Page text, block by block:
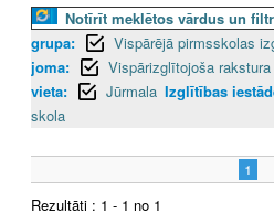
Notīrīt meklētos vārdus un
grupa:
Vispārējā pirmsskolas
joma:
Vispārizglītojoša
vieta:
Jūrmala Izglītības
skola
1
Rezultāti : 1 - 1 no 1